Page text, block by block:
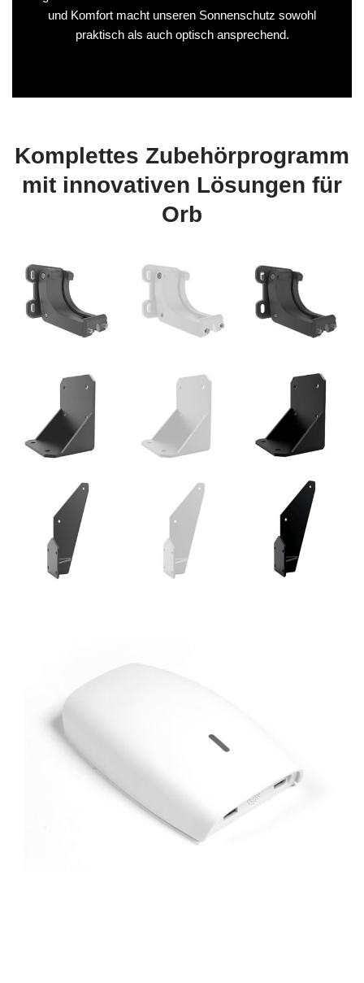
und Komfort macht unseren Sonnenschutz sowohl
praktisch als auch optisch ansprechend.
Komplettes Zubehörprogramm
mit innovativen Lösungen für
Orb